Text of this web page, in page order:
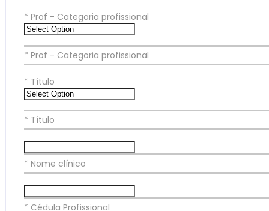
* Prof - Categoria profissional
* Prof - Categoria profissional
* Título
* Título
* Nome clínico
* Cédula Profissional